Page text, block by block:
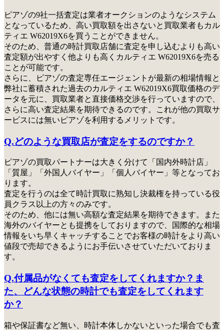
ピアゾの9社一括査定は業者オークションのようなシステム
となっているため、高い買取額を出さないと買取業者もカル
ティエ W62019X6を買うことができません。
そのため、普通の時計買取店舗に査定を申し込むよりも高い
査定額が出やすく他よりも高くカルティエ W62019X6を売る
ことが可能です。
さらに、ピアゾの査定専任エージェントが最新の相場情報と
弊社に蓄積された過去のカルティエ W62019X6買取価格のデ
ータを元に、買取業者と直接価格交渉を行っていますので、
さらに高い査定結果を期待できるのです。これが他の買取サ
ービスには無いピアゾを利用するメリットです。
Q.どのような買取店が査定をするのですか？
ピアゾの買取パートナーは大きく分けて「国内外時計店」
「質屋」「外国人バイヤー」「個人バイヤー」等となってお
ります。
査定を行うのは全て時計買取に熟知し決裁権を持っている役
員クラス以上の方々のみです。
そのため、他には無い高額な査定結果を期待できます。また
海外のバイヤーとも提携をしておりますので、国際的な相場
情報をいち早くキャッチすることでお客様の時計をより高い
値段で売却できるようにお手伝いさせていただいておりま
す。
Q.付属品がなくても査定をしてくれますか？ま
た、どんな状態の時計でも査定をしてくれます
か？
箱や保証書など無い、時計本体しかないといった場合でも査